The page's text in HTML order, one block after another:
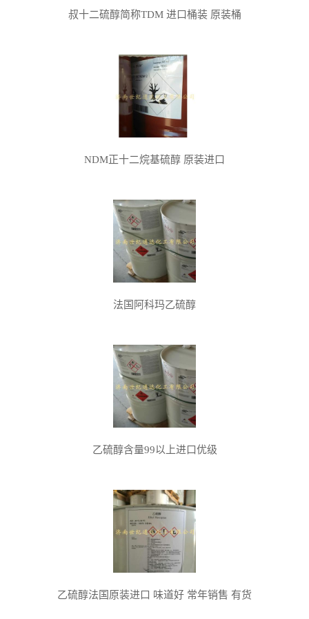
叔十二硫醇简称TDM 进口桶装 原装桶
NDM正十二烷基硫醇 原装进口
法国阿科玛乙硫醇
乙硫醇含量99以上进口优级
乙硫醇法国原装进口 味道好 常年销售 有货